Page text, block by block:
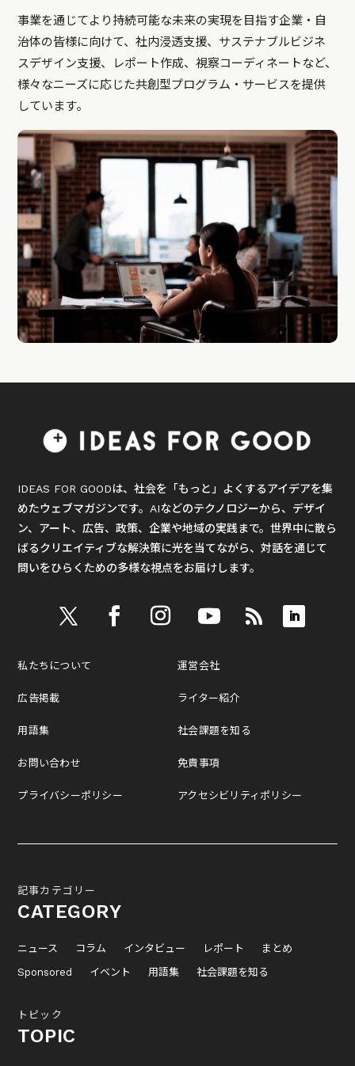
事業を通じてより持続可能な未来の実現を目指す企業・自
治体の皆様に向けて、社内浸透支援、サステナブルビジネ
スデザイン支援、レポート作成、視察コーディネートなど、
様々なニーズに応じた共創型プログラム・サービスを提供
しています。
IDEAS FOR GOODは、社会を「もっと」よくするアイデアを集
めたウェブマガジンです。AIなどのテクノロジーから、デザイ
ン、アート、広告、政策、企業や地域の実践まで。世界中に散ら
ばるクリエイティブな解決策に光を当てながら、対話を通じて
問いをひらくための多様な視点をお届けします。
私たちについて
広告掲載
用語集
お問い合わせ
プライバシーポリシー
運営会社
ライター紹介
社会課題を知る
免責事項
アクセシビリティポリシー
記事カテゴリー
CATEGORY
ニュース コラム インタビュー レポート
まとめ
Sponsored
イベント 用語集 社会課題を知る
トピック
TOPIC